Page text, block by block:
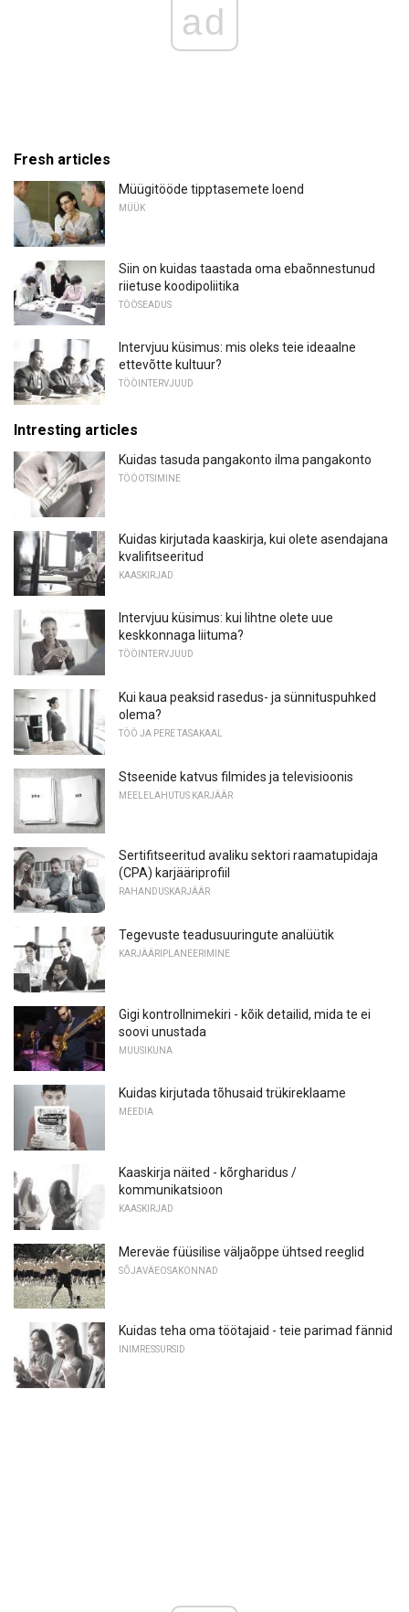
ad
Fresh articles
Müügitööde tipptasemete loend
MÜÜK
Siin on kuidas taastada oma ebaõnnestunud
riietuse koodipoliitika
TÖÖSEADUS
Intervjuu küsimus: mis oleks teie ideaalne
ettevõtte kultuur?
TÖÖINTERVJUUD
Intresting articles
Kuidas tasuda pangakonto ilma pangakonto
TÖÖOTSIMINE
Kuidas kirjutada kaaskirja, kui olete asendajana
kvalifitseeritud
KAASKIRJAD
Intervjuu küsimus: kui lihtne olete uue
keskkonnaga liituma?
TÖÖINTERVJUUD
Kui kaua peaksid rasedus- ja sünnituspuhked
olema?
TÖÖ JA PERE TASAKAAL
Stseenide katvus filmides ja televisioonis
MEELELAHUTUS KARJÄÄR
Sertifitseeritud avaliku sektori raamatupidaja
(CPA) karjääriprofiil
RAHANDUSKARJÄÄR
Tegevuste teadusuuringute analüütik
KARJÄÄRIPLANEERIMINE
Gigi kontrollnimekiri - kõik detailid, mida te ei
soovi unustada
MUUSIKUNA
Kuidas kirjutada tõhusaid trükireklaame
MEEDIA
Kaaskirja näited - kõrgharidus /
kommunikatsioon
KAASKIRJAD
Mereväe füüsilise väljaõppe ühtsed reeglid
SÕJAVÄEOSAKONNAD
Kuidas teha oma töötajaid - teie parimad fännid
INIMRESSURSID